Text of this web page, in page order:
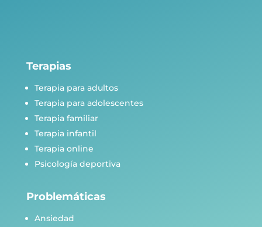
Terapias
Terapia para adultos
Terapia para adolescentes
Terapia familiar
Terapia infantil
Terapia online
Psicología deportiva
Problemáticas
Ansiedad